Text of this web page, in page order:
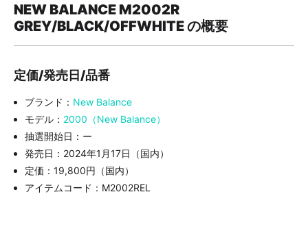
NEW BALANCE M2002R
GREY/BLACK/OFFWHITE の概要
定価/発売日/品番
ブランド： New Balance
モデル： 2000（New Balance）
抽選開始日：ー
発売日：2024年1月17日（国内）
定価：19,800円（国内）
アイテムコード：M2002REL